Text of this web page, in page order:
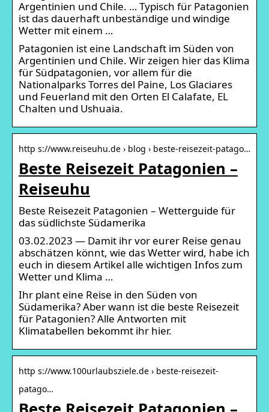
Argentinien und Chile. … Typisch für Patagonien
ist das dauerhaft unbeständige und windige
Wetter mit einem …
Patagonien ist eine Landschaft im Süden von
Argentinien und Chile. Wir zeigen hier das Klima
für Südpatagonien, vor allem für die
Nationalparks Torres del Paine, Los Glaciares
und Feuerland mit den Orten El Calafate, EL
Chalten und Ushuaia.
http s://www.reiseuhu.de › blog › beste-reisezeit-patago…
Beste Reisezeit Patagonien –
Reiseuhu
Beste Reisezeit Patagonien – Wetterguide für
das südlichste Südamerika
03.02.2023 — Damit ihr vor eurer Reise genau
abschätzen könnt, wie das Wetter wird, habe ich
euch in diesem Artikel alle wichtigen Infos zum
Wetter und Klima …
Ihr plant eine Reise in den Süden von
Südamerika? Aber wann ist die beste Reisezeit
für Patagonien? Alle Antworten mit
Klimatabellen bekommt ihr hier.
http s://www.100urlaubsziele.de › beste-reisezeit-
patago…